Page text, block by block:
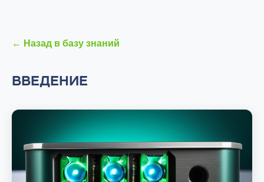
← Назад в базу знаний
ВВЕДЕНИЕ